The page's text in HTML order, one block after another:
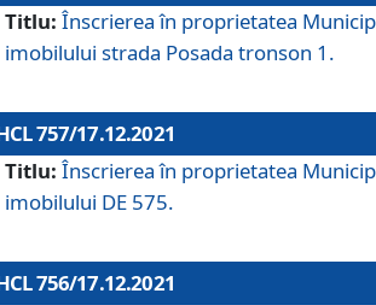
Titlu: Înscrierea în proprietatea
imobilului strada Posada tronson 1.
757/17.12.2021
Titlu: Înscrierea în proprietatea
imobilului DE 575.
756/17.12.2021